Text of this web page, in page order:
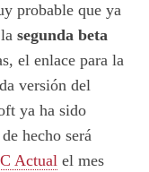
probable que ya
segunda beta
el enlace para la
versión del
ya ha sido
hecho será
Actual el mes